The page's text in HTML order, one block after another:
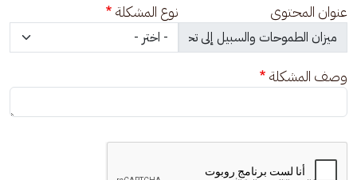
عنوان المحتوى نوع المشكلة
وصف المشكلة